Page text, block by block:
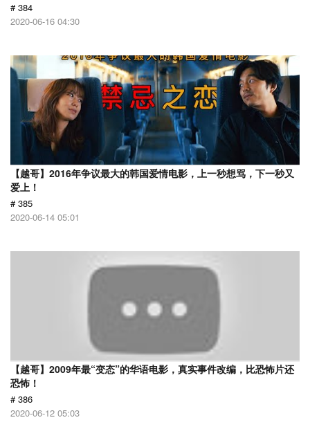
# 384
2020-06-16 04:30
【越哥】2016年争议最大的韩国爱情电影，上一秒想骂，下一秒又
爱上！
# 385
2020-06-14 05:01
【越哥】2009年最“变态”的华语电影，真实事件改编，比恐怖片还
恐怖！
# 386
2020-06-12 05:03